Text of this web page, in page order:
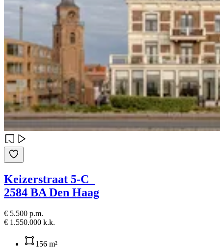
Keizerstraat 5-C
2584 BA Den Haag
€ 5.500 p.m.
€ 1.550.000 k.k.
156 m²